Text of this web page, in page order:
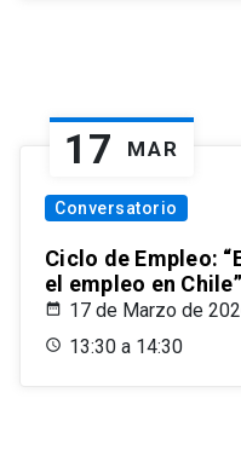
17 MAR
Conversatorio
Ciclo de Empleo:
el empleo en Chile”
17 de Marzo de
13:30 a 14:30